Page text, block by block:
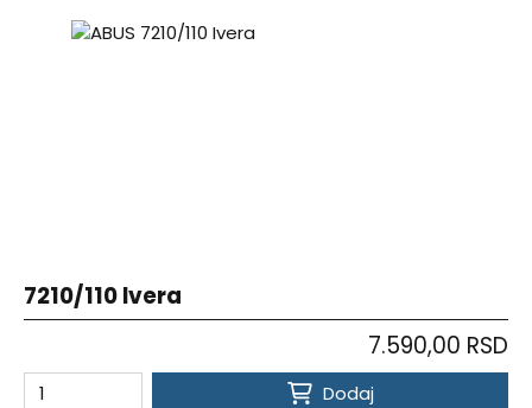
7210/110 Ivera
7.590,00 RSD
Dodaj